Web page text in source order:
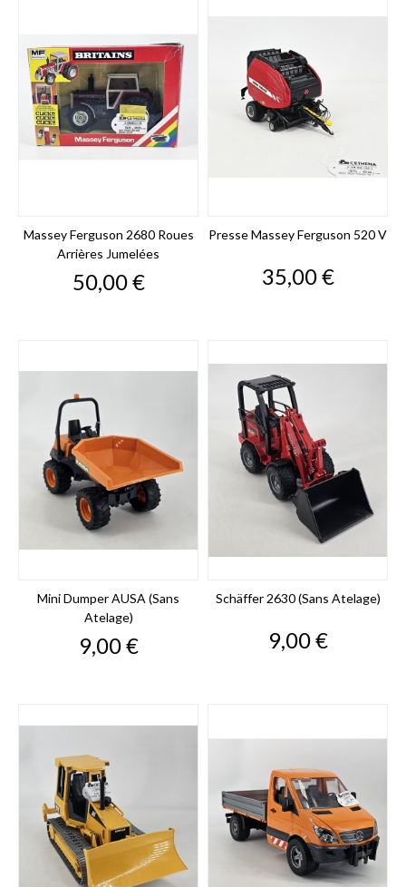
Massey Ferguson 2680 Roues
Arrières Jumelées
Prix
50,00 €
Presse Massey Ferguson 520 V
Prix
35,00 €
Mini Dumper AUSA (sans
Atelage)
Prix
9,00 €
Schäffer 2630 (sans Atelage)
Prix
9,00 €